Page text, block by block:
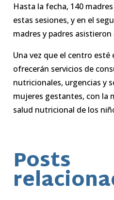
Hasta la fecha, 140
estas sesiones, y en el
madres y padres asistieron
Una vez que el centro
ofrecerán servicios de
nutricionales, urgencias y
mujeres gestantes, con la
salud nutricional de los
Posts